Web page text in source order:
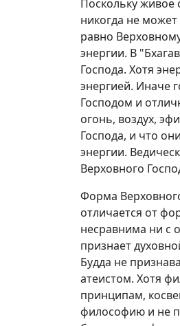
Поскольку живое
никогда не
равно
энергии. В
Господа. Хотя
энергией. Иначе
Господом и
огонь, воздух,
Господа, и что
энергии.
Верховного
Форма
отличается от
несравнима ни с
признает
Будда не
атеистом. Хотя
принципам,
философию и не